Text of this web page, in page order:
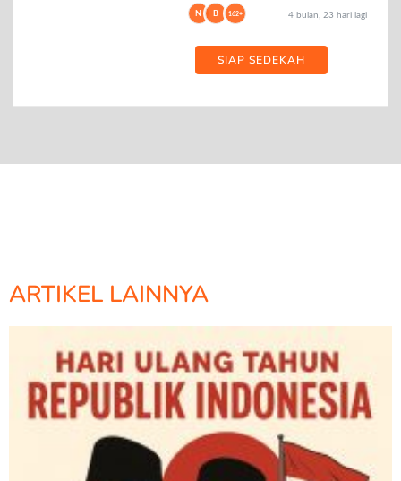
N B 162+ 4 bulan, 23 hari lagi
SIAP SEDEKAH
ARTIKEL LAINNYA